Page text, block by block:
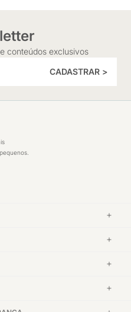
conteúdos exclusivos
CADASTRAR >